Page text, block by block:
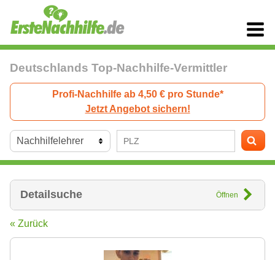
Deutschlands Top-Nachhilfe-Vermittler
Profi-Nachhilfe ab 4,50 € pro Stunde*
Jetzt Angebot sichern!
Detailsuche Öffnen
« Zurück